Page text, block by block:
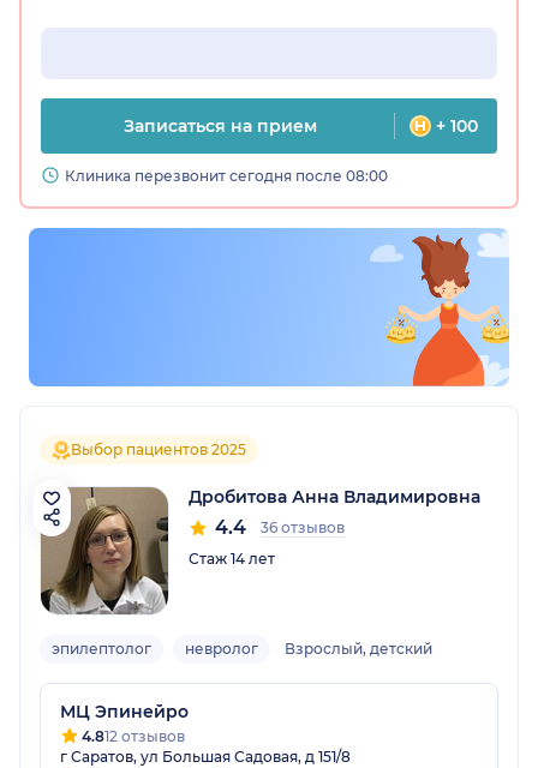
Записаться на прием + 100
Клиника перезвонит сегодня после 08:00
Выбор пациентов 2025
Дробитова Анна Владимировна
4.4
36 отзывов
Стаж 14 лет
эпилептолог невролог Взрослый, детский
МЦ Эпинейро
4.812 отзывов
г Саратов, ул Большая Садовая, д 151/8